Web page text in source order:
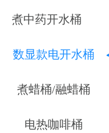
煮中药开水桶
数显款电开水桶
煮蜡桶/融蜡桶
电热咖啡桶